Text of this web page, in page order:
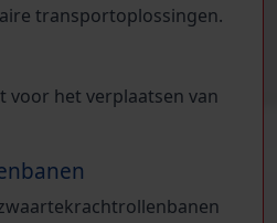
transportoplossingen.
voor het verplaatsen van